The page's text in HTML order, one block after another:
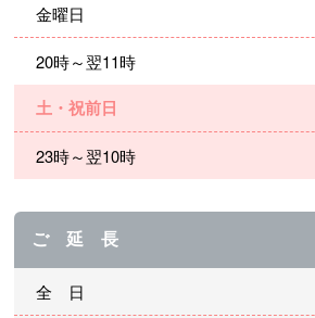
金曜日
20時～翌11時
土・祝前日
23時～翌10時
ご 延 長
全 日